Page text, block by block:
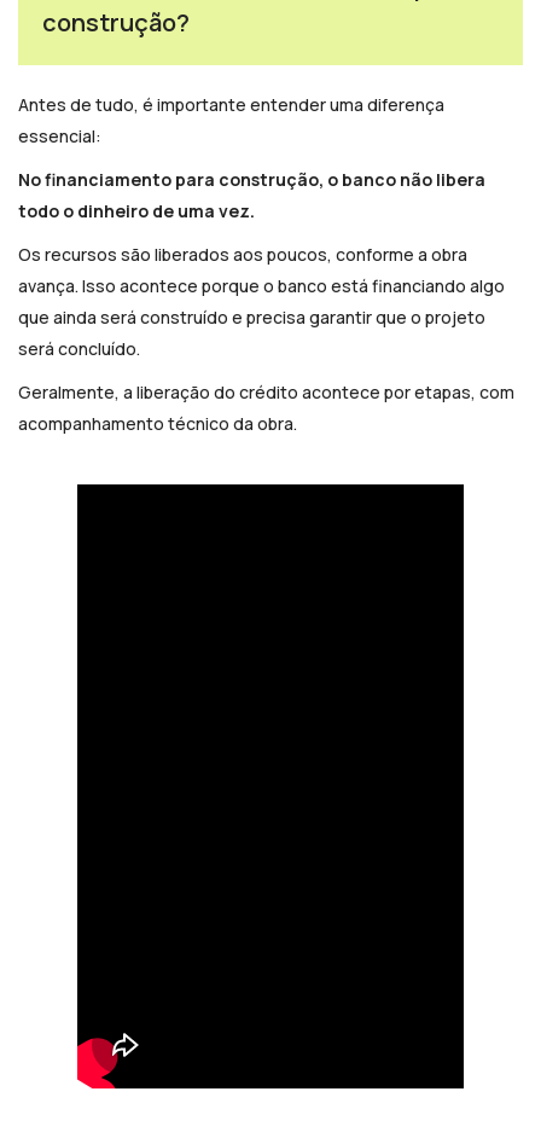
construção?
Antes de tudo, é importante entender uma diferença
essencial:
No financiamento para construção, o banco não libera
todo o dinheiro de uma vez.
Os recursos são liberados aos poucos, conforme a obra
avança. Isso acontece porque o banco está financiando algo
que ainda será construído e precisa garantir que o projeto
será concluído.
Geralmente, a liberação do crédito acontece por etapas, com
acompanhamento técnico da obra.